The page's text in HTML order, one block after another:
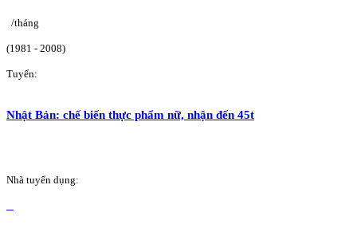
/tháng
(1981 - 2008)
Tuyển:
Nhật Bản: chế biến thực phẩm nữ, nhận đến 45t
Nhà tuyển dụng: